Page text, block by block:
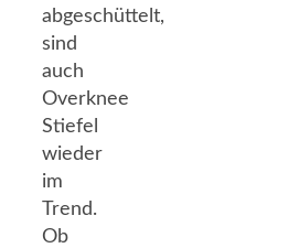
abgeschüttelt,
sind
auch
Overknee
Stiefel
wieder
im
Trend.
Ob